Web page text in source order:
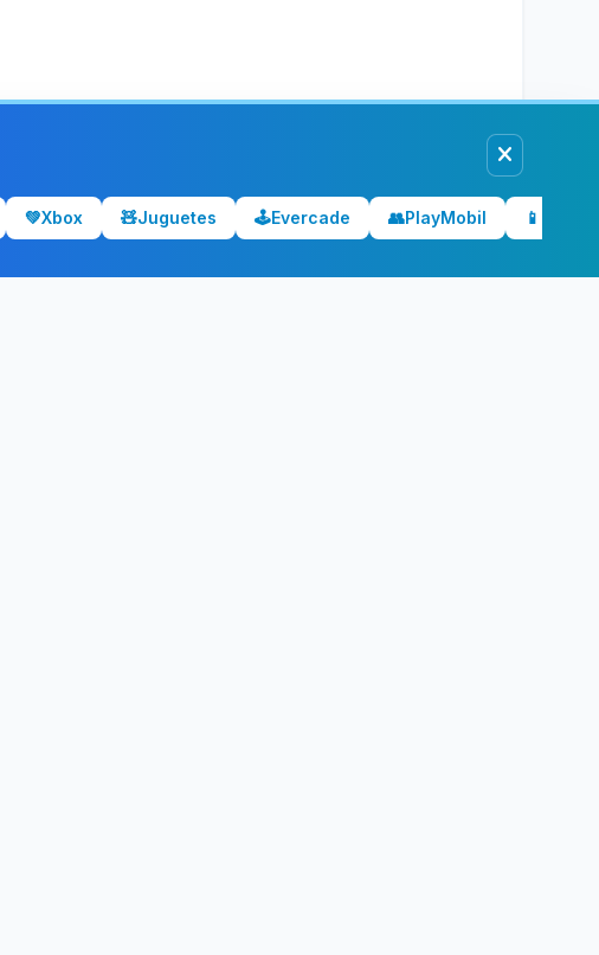
💚Xbox 🧸Juguetes 🕹️Evercade 👥PlayMobil 📱